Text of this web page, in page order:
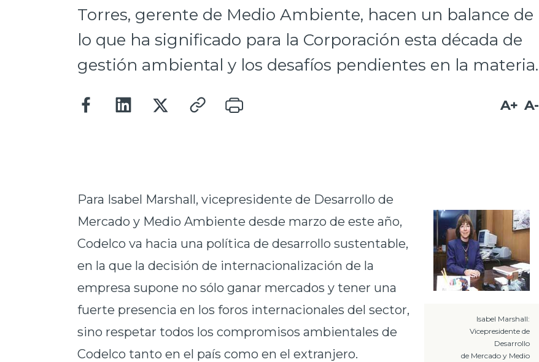
Torres, gerente de Medio Ambiente, hacen un balance de
lo que ha significado para la Corporación esta década de
gestión ambiental y los desafíos pendientes en la materia.
A+ A-
Isabel Marshall:
Vicepresidente de
Desarrollo
de Mercado y Medio
Para Isabel Marshall, vicepresidente de Desarrollo de
Mercado y Medio Ambiente desde marzo de este año,
Codelco va hacia una política de desarrollo sustentable,
en la que la decisión de internacionalización de la
empresa supone no sólo ganar mercados y tener una
fuerte presencia en los foros internacionales del sector,
sino respetar todos los compromisos ambientales de
Codelco tanto en el país como en el extranjero.